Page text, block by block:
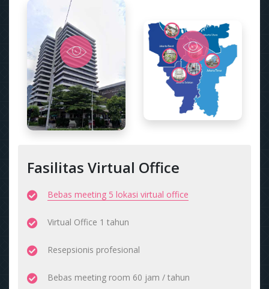
Fasilitas Virtual Office
Bebas meeting 5 lokasi virtual office
Virtual Office 1 tahun
Resepsionis profesional
Bebas meeting room 60 jam / tahun